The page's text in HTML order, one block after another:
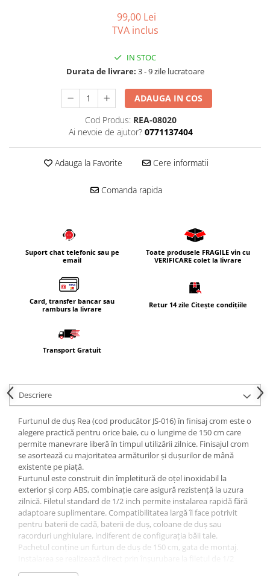
Seturi de mobilier si lavoar
Oglinzi baie si corpuri iluminat
Oglinzi cu iluminare
Dulapuri de baie
Rafturi incastrate
Accesorii pentru mobila
Seturi baterii
Baterii bideu si dus igienic
Cazi baie
Masti, sifoane si suporturi cazi
Cazi de colt
Paravane de cada
Masti, sifoane si suporturi cazi
Cabine dus
Cabine de dus dreptunghiulare
Cabine de dus patrate
Cabine de dus pentagonale
Cabine de dus semirotunde
Cadite de dus
Cadite semitorunde
99,00 Lei
TVA inclus
IN STOC
Durata de livrare: 3 - 9 zile lucratoare
ADAUGA IN COS
Cod Produs: REA-08020
Ai nevoie de ajutor? 0771137404
Adauga la Favorite Cere informatii
Comanda rapida
Suport chat telefonic sau pe
email
Toate produsele FRAGILE vin cu
VERIFICARE colet la livrare
Card, transfer bancar sau
ramburs la livrare
Retur 14 zile Citește condițiile
Transport Gratuit
Descriere
Furtunul de duș Rea (cod producător JS-016) în finisaj crom este o
alegere practică pentru orice baie, cu o lungime de 150 cm care
permite manevrare liberă în timpul utilizării zilnice. Finisajul crom
se asortează cu majoritatea armăturilor și dușurilor de mână
existente pe piață.
Furtunul este construit din împletitură de oțel inoxidabil la
exterior și corp ABS, combinație care asigură rezistență la uzura
zilnică. Filetul standard de 1/2 inch permite instalarea rapidă fără
adaptoare suplimentare. Compatibilitatea largă îl face potrivit
pentru baterii de cadă, baterii de duș, coloane de duș sau
racorduri unghiulare, indiferent de configurația băii tale.
Pachetul conține un furtun de duș de 150 cm, gata de montaj.
inch, fără scule speciale. Dușul de mână și bateria nu sunt incluse